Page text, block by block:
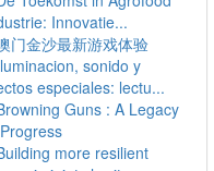
Innovatie...
门金沙最新游戏体验
sonido y
especiales: lectu...
Guns : A Legacy
more resilient